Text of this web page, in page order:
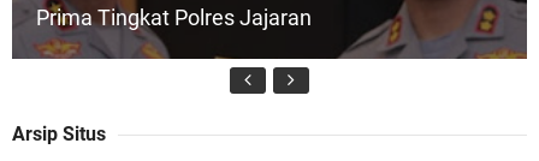
Prima Tingkat Polres Jajaran
Arsip Situs